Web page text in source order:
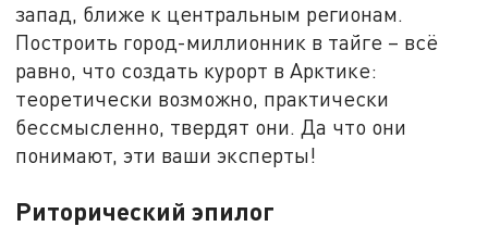
запад, ближе к центральным регионам.
Построить город-миллионник в тайге – всё
равно, что создать курорт в Арктике:
теоретически возможно, практически
бессмысленно, твердят они. Да что они
понимают, эти ваши эксперты!
Риторический эпилог